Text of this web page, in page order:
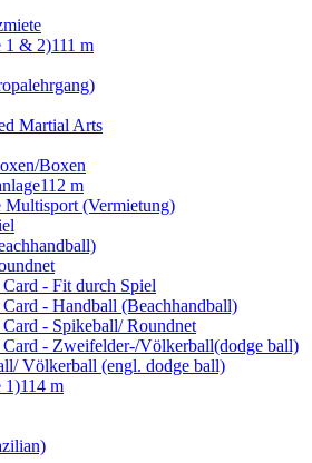
1 & 2)111 m
Martial Arts
Boxen
112 m
Multisport (Vermietung)
- Fit durch Spiel
- Handball (Beachhandball)
- Spikeball/ Roundnet
- Zweifelder-/Völkerball(dodge ball)
Völkerball (engl. dodge ball)
1)114 m